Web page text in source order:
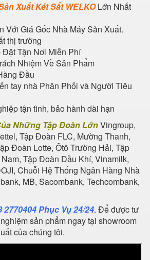
Xuất Két Sắt WELKOLớn Nhất
Với Giá Gốc Nhà Máy Sản Xuất.
thị trường
Tận Nơi Miễn Phí
Nhiệm Về Sản Phẩm
Đầu
tay nhà Phân Phối và Người Tiêu
tận tình, bảo hành dài hạn
Những Tập Đoàn LớnVingroup,
Tập Đoàn FLC, Mường Thanh,
Đoàn Lotte, Ôtô Trường Hải, Tập
Tập Đoàn Dầu Khí, Vinamilk,
Chuỗi Hệ Thống Ngân Hàng Nhà
MB, Sacombank, Techcombank,
Phục Vụ 24/24. Để được tư
sản phẩm ngay tại showroom
của chúng tôi.